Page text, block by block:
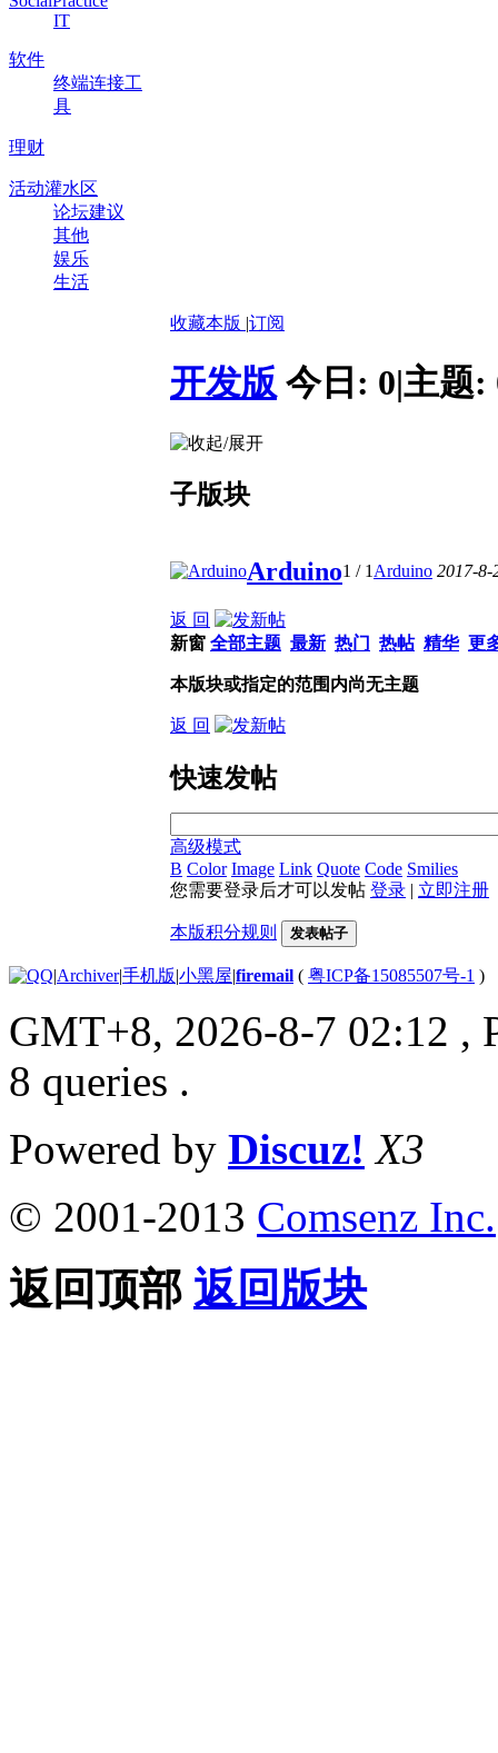
IT
软件
终端连接工
具
理财
活动灌水区
论坛建议
其他
娱乐
生活
收藏本版 |订阅
开发版 今日: 0|主题:
子版块
Arduino1 / 1 Arduino 2017-
返 回
新窗 全部主题 最新 热门 热帖 精华 更
本版块或指定的范围内尚无主题
返 回
快速发帖
高级模式
B Color Image Link Quote Code Smilies
您需要登录后才可以发帖 登录 | 立即注册
本版积分规则 发表帖子
|Archiver|手机版|小黑屋|firemail ( 粤ICP备15085507号-1 )
GMT+8, 2026-8-7 02:12 ,
8 queries .
Powered by Discuz! X3
© 2001-2013 Comsenz Inc.
返回顶部 返回版块